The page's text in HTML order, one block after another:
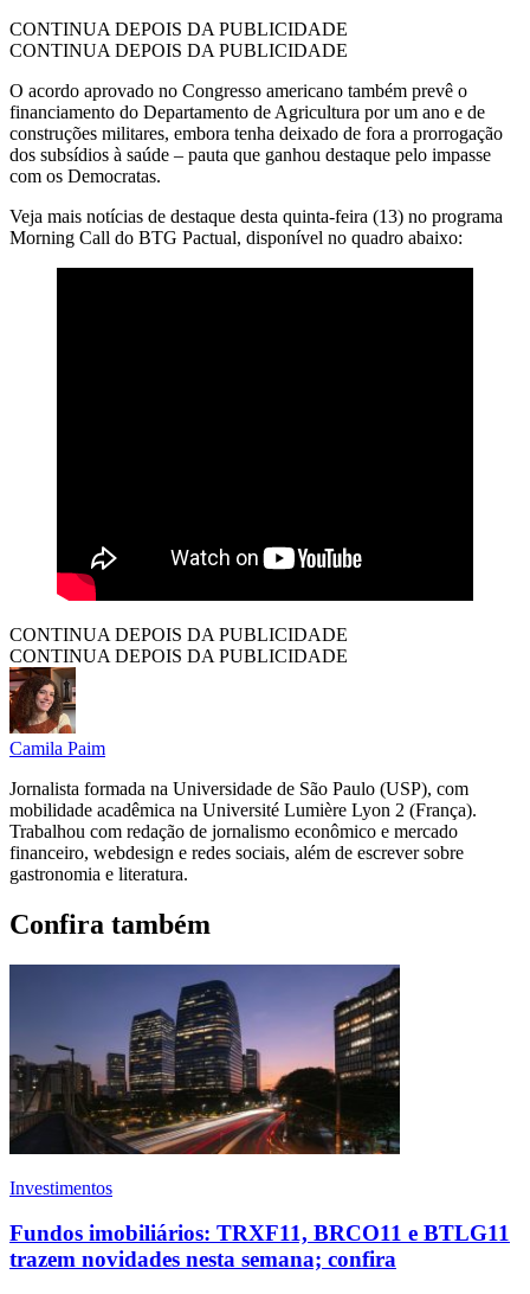
CONTINUA DEPOIS DA PUBLICIDADE
CONTINUA DEPOIS DA PUBLICIDADE
O acordo aprovado no Congresso americano também prevê o
financiamento do Departamento de Agricultura por um ano e de
construções militares, embora tenha deixado de fora a prorrogação
dos subsídios à saúde – pauta que ganhou destaque pelo impasse
com os Democratas.
Veja mais notícias de destaque desta quinta-feira (13) no programa
Morning Call do BTG Pactual, disponível no quadro abaixo:
CONTINUA DEPOIS DA PUBLICIDADE
CONTINUA DEPOIS DA PUBLICIDADE
Camila Paim
Jornalista formada na Universidade de São Paulo (USP), com
mobilidade acadêmica na Université Lumière Lyon 2 (França).
Trabalhou com redação de jornalismo econômico e mercado
financeiro, webdesign e redes sociais, além de escrever sobre
gastronomia e literatura.
Confira também
Investimentos
Fundos imobiliários: TRXF11, BRCO11 e BTLG11
trazem novidades nesta semana; confira